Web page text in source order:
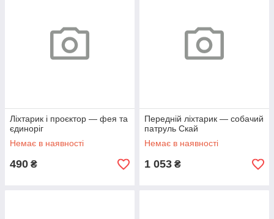
Ліхтарик і проєктор — фея та
єдиноріг
Немає в наявності
490 ₴
Передній ліхтарик — собачий
патруль Скай
Немає в наявності
1 053 ₴